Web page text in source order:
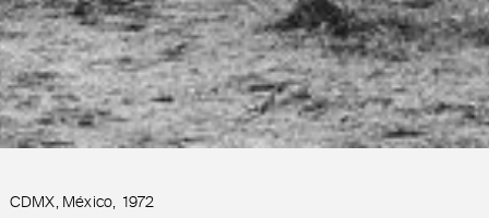
CDMX, México, 1972